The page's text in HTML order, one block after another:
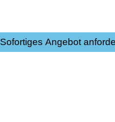
Sofortiges Angebot